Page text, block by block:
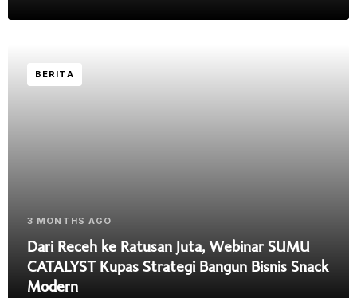
BERITA
3 MONTHS AGO
Dari Receh ke Ratusan Juta, Webinar SUMU
CATALYST Kupas Strategi Bangun Bisnis Snack
Modern